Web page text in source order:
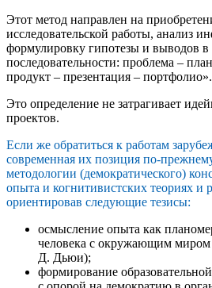
Этот метод направлен на
исследовательской работы, анализ
формулировку гипотезы и выводов в
последовательности: проблема –
продукт – презентация – портфолио».
Это определение не затрагивает
проектов.
Если же обратиться к работам
современная их позиция по-
методологии (демократического)
опыта и когнитивистских теориях и
ориентировав следующие тезисы:
осмысление опыта как
человека с окружающим
Д. Дьюи);
формирование